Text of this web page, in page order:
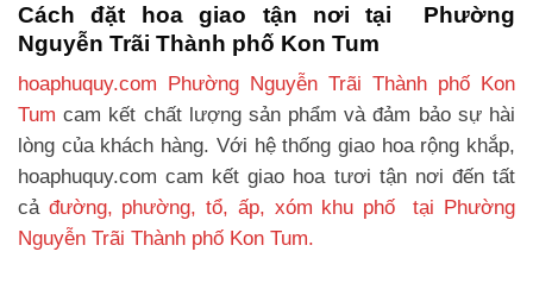
Cách đặt hoa giao tận nơi tại Phường
Nguyễn Trãi Thành phố Kon Tum
hoaphuquy.com Phường Nguyễn Trãi Thành phố Kon
Tum cam kết chất lượng sản phẩm và đảm bảo sự hài
lòng của khách hàng. Với hệ thống giao hoa rộng khắp,
hoaphuquy.com cam kết giao hoa tươi tận nơi đến tất
cả đường, phường, tổ, ấp, xóm khu phố tại Phường
Nguyễn Trãi Thành phố Kon Tum.